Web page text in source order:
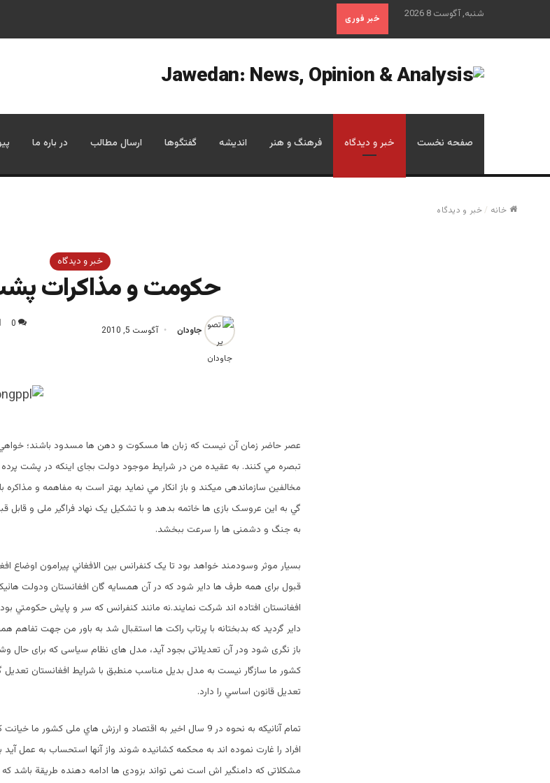
شنبه, آگوست 8 2026 خبر فوری
صفحه نخست خبر و دیدگاه فرهنگ و هنر اندیشه گفتگوها ارسال مطالب در باره ما
خانه /خبر و دیدگاه
خبر و دیدگاه
حكومت و مذاكرات
جاودان آگوست 5, 2010
0
عصر حاضر زمان آن نيست كه زبان ها مسكوت و دهن ها مسدود باشند؛
تبصره مي كنند. به عقيده من در شرايط موجود دولت بجای اینکه در پشت پرده
مخالفین سازماندهی میکند و باز انكار مي نمايد بهتر است به مفاهمه و مذاکره با
گي به این عروسک بازی ها خاتمه بدهد و با تشکیل یک نهاد فراگیر ملی و قابل
به جنگ و دشمنی ها را سرعت ببخشد.
بسیار موثر وسودمند خواهد بود تا یک کنفرانس بین الافغاني پیرامون اوضاع
قبول برای همه طرف ها دایر شود که در آن همسایه گان افغانستان ودولت
افغانستان افتاده اند شرکت نمایند.نه مانند كنفرانس كه سر و پايش حكومتي
داير گرديد كه بدبختانه با پرتاب راكت ها استقبال شد به باور من جهت تفاهم
باز نگری شود ودر آن تعدیلاتی بجود آید، مدل های نظام سیاسی که برای حال
کشور ما سازگار نیست به مدل بدیل مناسب منطبق با شرایط افغانستان تعدیل
تعديل قانون اساسي را دارد.
تمام آنانیکه به نحوه در 9 سال اخیر به اقتصاد و ارزش هاي ملی
افراد را غارت نموده اند به محکمه کشانیده شوند واز آنها استحساب به عمل
مشکلاتی که دامنگیر اش است نمی تواند بزودی ها ادامه دهنده طریقة باشد